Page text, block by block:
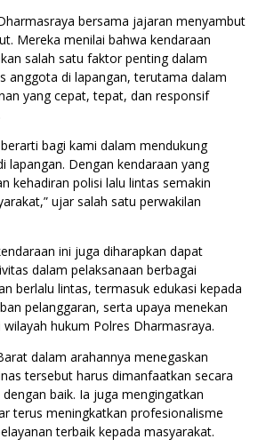
bersama jajaran menyambut
Mereka menilai bahwa kendaraan
salah satu faktor penting dalam
anggota di lapangan, terutama dalam
yang cepat, tepat, dan responsif
bagi kami dalam mendukung
lapangan. Dengan kendaraan yang
kehadiran polisi lalu lintas semakin
ujar salah satu perwakilan
ini juga diharapkan dapat
dalam pelaksanaan berbagai
berlalu lintas, termasuk edukasi kepada
pelanggaran, serta upaya menekan
hukum Polres Dharmasraya.
dalam arahannya menegaskan
tersebut harus dimanfaatkan secara
baik. Ia juga mengingatkan
terus meningkatkan profesionalisme
terbaik kepada masyarakat.